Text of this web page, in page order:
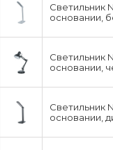
Светильник
основании,
Светильник
основании,
Светильник
основании,